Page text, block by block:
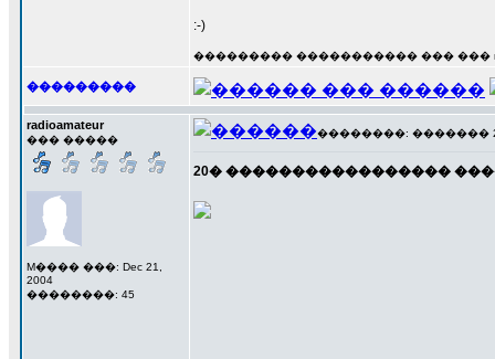
:-)
��������� ����������� ��� ���
���������
radioamateur
��� �����
M���� ���: Dec 21,
2004
��������: 45
��������: ������� 21
20� �����������������